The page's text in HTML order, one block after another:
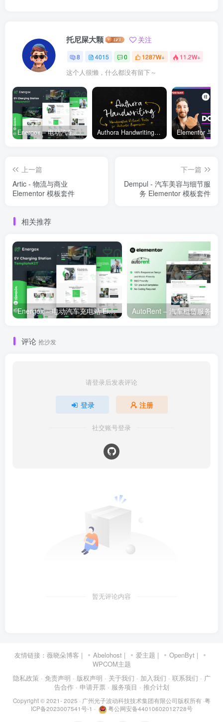
托尼屎大颗 关注
8 4015 0 1287W+ 11.2W+
这个人很懒，什么都没有留下～
Energox – 电动汽车充电站 Elementor 模板套件 Authora Handwriting – 手写字体
上一篇
Artic - 物流与商业
Elementor 模板套件
下一篇
Dempul - 汽车美容与细节服
务 Elementor 模板套件
相关推荐
Energox – 电动汽车充电站 Elementor 模板套件
评论 抢沙发
请登录后发表评论
登录 注册
社交账号登录
暂无评论内容
友情链接： 薇晓朵博客 | Abelohost | 爱主题 | OpenByt |
WPCOM主题
隐私政策 · 免责声明 · 版权声明 · 关于我们 · 加入我们 · 联系我们 · 广
告合作 · 申请开票 · 服务项目 · 推介计划
Copyright © 2021- 2025 · 广州光子波动科技技术集团有限公司版权所有·粤
ICP备2023007541号-1 · 粤公网安备44010602012728号